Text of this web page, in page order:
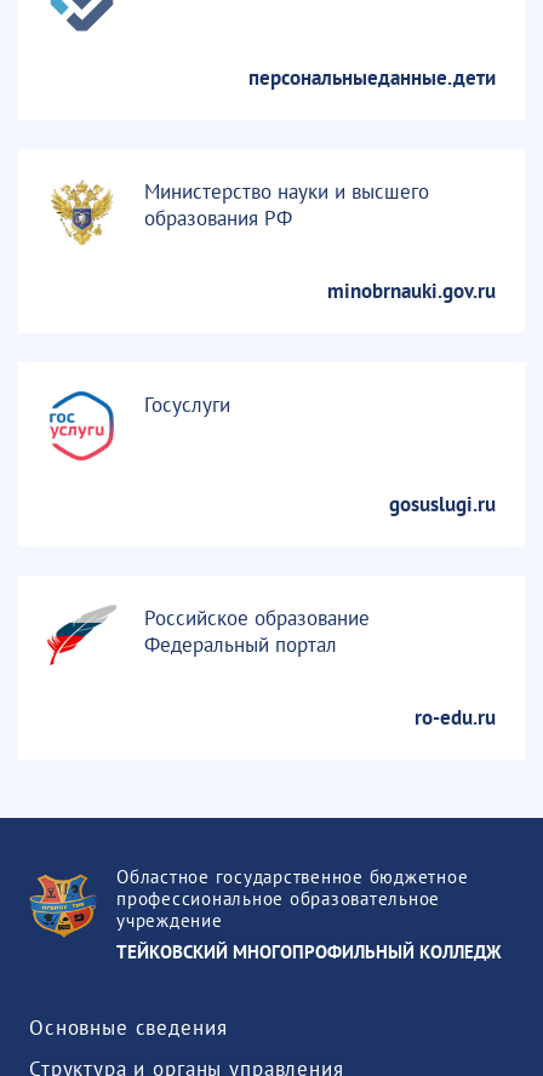
персональныеданные.дети
Министерство науки и высшего
образования РФ
minobrnauki.gov.ru
Госуслуги
gosuslugi.ru
Российское образование
Федеральный портал
ro-edu.ru
Областное государственное бюджетное
профессиональное образовательное
учреждение
ТЕЙКОВСКИЙ МНОГОПРОФИЛЬНЫЙ КОЛЛЕДЖ
Основные сведения
Структура и органы управления